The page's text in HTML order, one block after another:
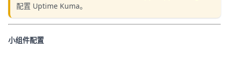
配置 Uptime Kuma。
小组件配置